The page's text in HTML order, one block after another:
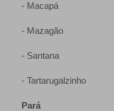
- Macapá
- Mazagão
- Santana
- Tartarugalzinho
Pará